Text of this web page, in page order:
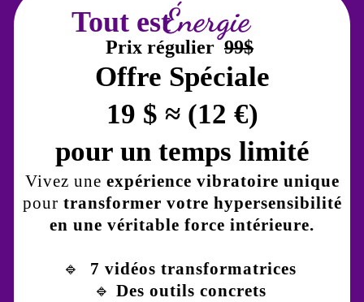
Énergie
Tout est
Prix ​​régulier99$
Offre Spéciale
19 $ ≈ (12 €)
pour un temps limité
Vivez une expérience vibratoire unique
pour transformer votre hypersensibilité
en une véritable force intérieure.
🔹
7 vidéos transformatrices
🔹 Des outils concrets